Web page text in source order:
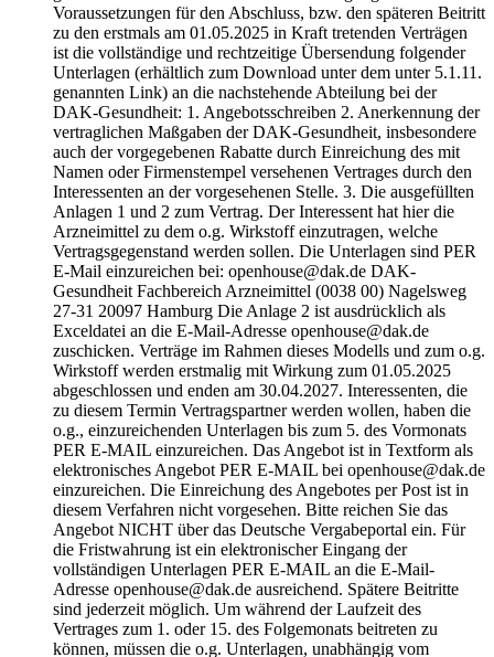
Voraussetzungen für den Abschluss, bzw. den späteren Beitritt
zu den erstmals am 01.05.2025 in Kraft tretenden Verträgen
ist die vollständige und rechtzeitige Übersendung folgender
Unterlagen (erhältlich zum Download unter dem unter 5.1.11.
genannten Link) an die nachstehende Abteilung bei der
DAK-Gesundheit: 1. Angebotsschreiben 2. Anerkennung der
vertraglichen Maßgaben der DAK-Gesundheit, insbesondere
auch der vorgegebenen Rabatte durch Einreichung des mit
Namen oder Firmenstempel versehenen Vertrages durch den
Interessenten an der vorgesehenen Stelle. 3. Die ausgefüllten
Anlagen 1 und 2 zum Vertrag. Der Interessent hat hier die
Arzneimittel zu dem o.g. Wirkstoff einzutragen, welche
Vertragsgegenstand werden sollen. Die Unterlagen sind PER
E-Mail einzureichen bei: openhouse@dak.de DAK-
Gesundheit Fachbereich Arzneimittel (0038 00) Nagelsweg
27-31 20097 Hamburg Die Anlage 2 ist ausdrücklich als
Exceldatei an die E-Mail-Adresse openhouse@dak.de
zuschicken. Verträge im Rahmen dieses Modells und zum o.g.
Wirkstoff werden erstmalig mit Wirkung zum 01.05.2025
abgeschlossen und enden am 30.04.2027. Interessenten, die
zu diesem Termin Vertragspartner werden wollen, haben die
o.g., einzureichenden Unterlagen bis zum 5. des Vormonats
PER E-MAIL einzureichen. Das Angebot ist in Textform als
elektronisches Angebot PER E-MAIL bei openhouse@dak.de
einzureichen. Die Einreichung des Angebotes per Post ist in
diesem Verfahren nicht vorgesehen. Bitte reichen Sie das
Angebot NICHT über das Deutsche Vergabeportal ein. Für
die Fristwahrung ist ein elektronischer Eingang der
vollständigen Unterlagen PER E-MAIL an die E-Mail-
Adresse openhouse@dak.de ausreichend. Spätere Beitritte
sind jederzeit möglich. Um während der Laufzeit des
Vertrages zum 1. oder 15. des Folgemonats beitreten zu
können, müssen die o.g. Unterlagen, unabhängig vom